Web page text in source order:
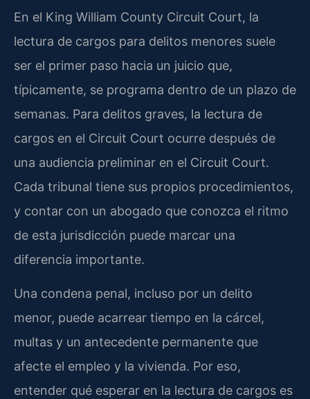
En el King William County Circuit Court, la
lectura de cargos para delitos menores suele
ser el primer paso hacia un juicio que,
típicamente, se programa dentro de un plazo de
semanas. Para delitos graves, la lectura de
cargos en el Circuit Court ocurre después de
una audiencia preliminar en el Circuit Court.
Cada tribunal tiene sus propios procedimientos,
y contar con un abogado que conozca el ritmo
de esta jurisdicción puede marcar una
diferencia importante.
Una condena penal, incluso por un delito
menor, puede acarrear tiempo en la cárcel,
multas y un antecedente permanente que
afecte el empleo y la vivienda. Por eso,
entender qué esperar en la lectura de cargos es